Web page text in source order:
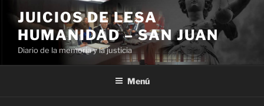
contenido
JUICIOS DE LESA
HUMANIDAD – SAN JUAN
Diario de la memoria y la justicia
Menú